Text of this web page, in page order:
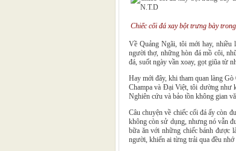
Chiếc cối đá xay bột trưng bày
Về Quảng Ngãi, tôi mới hay, nhiều
người thợ, những hòn đá mồ côi,
đá, suốt ngày vần xoay, gọt giũa từ
Hay mới đây, khi tham quan làng
Champa và Đại Việt, tôi dường như
Nghiên cứu và bảo tồn không gian
Câu chuyện về chiếc cối đá ấy còn
không còn sử dụng, nhưng nó vẫn
bữa ăn với những chiếc bánh được
người, khiến ai từng trải qua đều